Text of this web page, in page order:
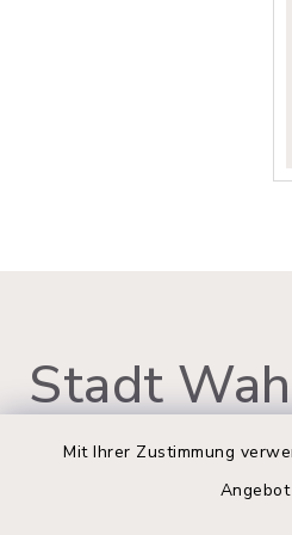
Mit Ihrer Zustimmung
Stadt
Rathaus